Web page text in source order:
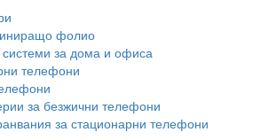
фолио
за дома и офиса
телефони
за безжични телефони
за стационарни телефони